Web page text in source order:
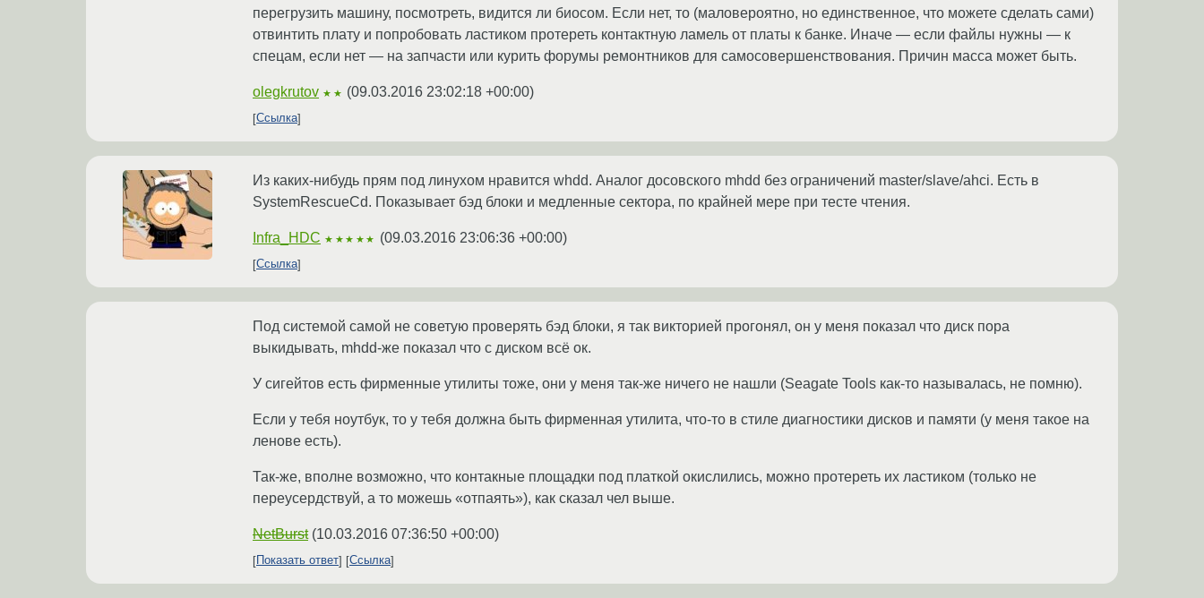
перегрузить машину, посмотреть, видится ли биосом. Если нет, то (маловероятно, но единственное, что можете сделать сами)
отвинтить плату и попробовать ластиком протереть контактную ламель от платы к банке. Иначе — если файлы нужны — к
спецам, если нет — на запчасти или курить форумы ремонтников для самосовершенствования. Причин масса может быть.
olegkrutov ★★ (09.03.2016 23:02:18 +00:00)
Ссылка
Из каких-нибудь прям под линухом нравится whdd. Аналог досовского mhdd без ограничений master/slave/ahci. Есть в
SystemRescueCd. Показывает бэд блоки и медленные сектора, по крайней мере при тесте чтения.
Infra_HDC ★★★★★ (09.03.2016 23:06:36 +00:00)
Ссылка
Под системой самой не советую проверять бэд блоки, я так викторией прогонял, он у меня показал что диск пора
выкидывать, mhdd-же показал что с диском всё ок.
У сигейтов есть фирменные утилиты тоже, они у меня так-же ничего не нашли (Seagate Tools как-то называлась, не помню).
Если у тебя ноутбук, то у тебя должна быть фирменная утилита, что-то в стиле диагностики дисков и памяти (у меня такое на
ленове есть).
Так-же, вполне возможно, что контакные площадки под платкой окислились, можно протереть их ластиком (только не
переусердствуй, а то можешь «отпаять»), как сказал чел выше.
NetBurst (10.03.2016 07:36:50 +00:00)
Показать ответ Ссылка